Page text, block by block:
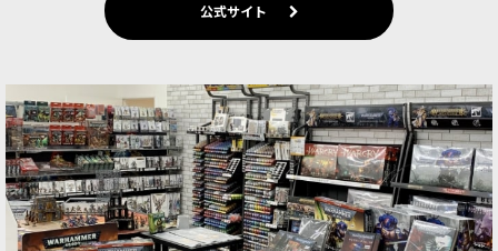
公式サイト